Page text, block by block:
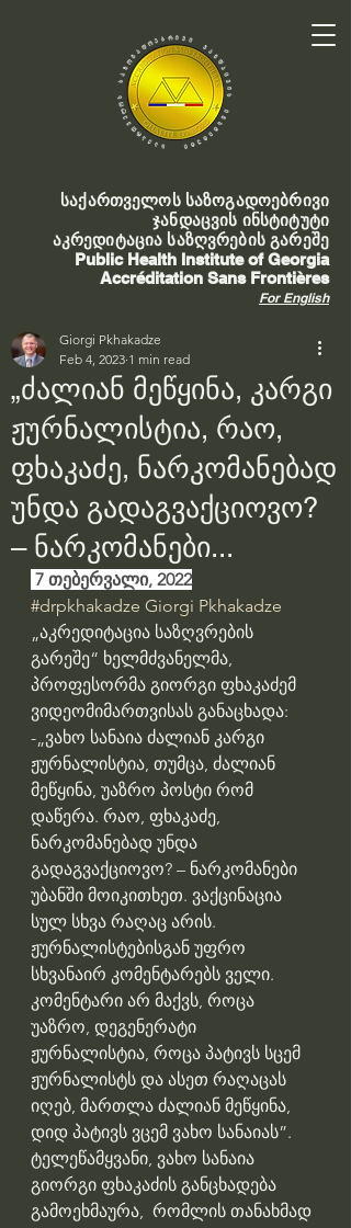
საქართველოს საზოგადოებრივი
ჯანდაცვის ინსტიტუტი
აკრედიტაცია საზღვრების გარეშე
Public Health Institute of Georgia
Accréditation Sans Frontières
For English
„ძალიან მეწყინა, კარგი
ჟურნალისტია, რაო,
ფხაკაძე, ნარკომანებად
უნდა გადაგვაქციოვო?
– ნარკომანები...
Giorgi Pkhakadze
Feb 4, 2023 1 min read
7 თებერვალი, 2022
#drpkhakadze Giorgi Pkhakadze
„აკრედიტაცია საზღვრების
გარეშე“ ხელმძვანელმა,
პროფესორმა გიორგი ფხაკაძემ
ვიდეომიმართვისას განაცხადა:
-„ვახო სანაია ძალიან კარგი
ჟურნალისტია, თუმცა, ძალიან
მეწყინა, უაზრო პოსტი რომ
დაწერა. რაო, ფხაკაძე,
ნარკომანებად უნდა
გადაგვაქციოვო? – ნარკომანები
უბანში მოიკითხეთ. ვაქცინაცია
სულ სხვა რაღაც არის.
ჟურნალისტებისგან უფრო
სხვანაირ კომენტარებს ველი.
კომენტარი არ მაქვს, როცა
უაზრო, დეგენერატი
ჟურნალისტია, როცა პატივს სცემ
ჟურნალისტს და ასეთ რაღაცას
იღებ, მართლა ძალიან მეწყინა,
დიდ პატივს ვცემ ვახო სანაიას”.
ტელეწამყვანი, ვახო სანაია
გიორგი ფხაკაძის განცხადება
გამოეხმაურა,  რომლის თანახმად